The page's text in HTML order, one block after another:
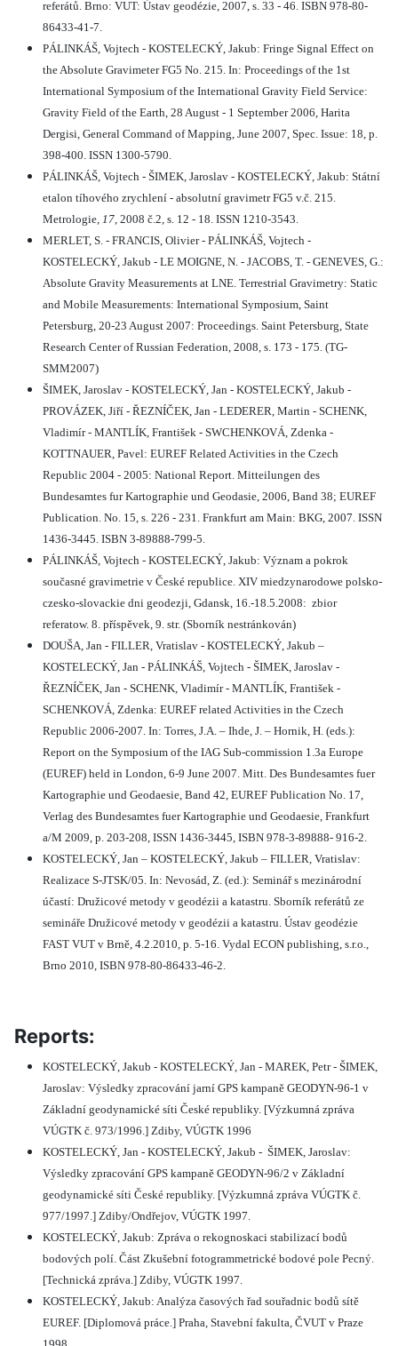
referátů. Brno: VUT: Ústav geodézie, 2007, s. 33 - 46. ISBN 978-80-
86433-41-7.
PÁLINKÁŠ, Vojtech - KOSTELECKÝ, Jakub: Fringe Signal Effect on
the Absolute Gravimeter FG5 No. 215. In: Proceedings of the 1st
International Symposium of the International Gravity Field Service:
Gravity Field of the Earth, 28 August - 1 September 2006, Harita
Dergisi, General Command of Mapping, June 2007, Spec. Issue: 18, p.
398-400. ISSN 1300-5790.
PÁLINKÁŠ, Vojtech - ŠIMEK, Jaroslav - KOSTELECKÝ, Jakub: Státní
etalon tíhového zrychlení - absolutní gravimetr FG5 v.č. 215.
Metrologie, 17, 2008 č.2, s. 12 - 18. ISSN 1210-3543.
MERLET, S. - FRANCIS, Olivier - PÁLINKÁŠ, Vojtech -
KOSTELECKÝ, Jakub - LE MOIGNE, N. - JACOBS, T. - GENEVES, G.:
Absolute Gravity Measurements at LNE. Terrestrial Gravimetry: Static
and Mobile Measurements: International Symposium, Saint
Petersburg, 20-23 August 2007: Proceedings. Saint Petersburg, State
Research Center of Russian Federation, 2008, s. 173 - 175. (TG-
SMM2007)
ŠIMEK, Jaroslav - KOSTELECKÝ, Jan - KOSTELECKÝ, Jakub -
PROVÁZEK, Jiří - ŘEZNÍČEK, Jan - LEDERER, Martin - SCHENK,
Vladimír - MANTLÍK, František - SWCHENKOVÁ, Zdenka -
KOTTNAUER, Pavel: EUREF Related Activities in the Czech
Republic 2004 - 2005: National Report. Mitteilungen des
Bundesamtes fur Kartographie und Geodasie, 2006, Band 38; EUREF
Publication. No. 15, s. 226 - 231. Frankfurt am Main: BKG, 2007. ISSN
1436-3445. ISBN 3-89888-799-5.
PÁLINKÁŠ, Vojtech - KOSTELECKÝ, Jakub: Význam a pokrok
současné gravimetrie v České republice. XIV miedzynarodowe polsko-
czesko-slovackie dni geodezji, Gdansk, 16.-18.5.2008: zbior
referatow. 8. příspěvek, 9. str. (Sborník nestránkován)
DOUŠA, Jan - FILLER, Vratislav - KOSTELECKÝ, Jakub –
KOSTELECKÝ, Jan - PÁLINKÁŠ, Vojtech - ŠIMEK, Jaroslav -
ŘEZNÍČEK, Jan - SCHENK, Vladimír - MANTLÍK, František -
SCHENKOVÁ, Zdenka: EUREF related Activities in the Czech
Republic 2006-2007. In: Torres, J.A. – Ihde, J. – Hornik, H. (eds.):
Report on the Symposium of the IAG Sub-commission 1.3a Europe
(EUREF) held in London, 6-9 June 2007. Mitt. Des Bundesamtes fuer
Kartographie und Geodaesie, Band 42, EUREF Publication No. 17,
Verlag des Bundesamtes fuer Kartographie und Geodaesie, Frankfurt
a/M 2009, p. 203-208, ISSN 1436-3445, ISBN 978-3-89888- 916-2.
KOSTELECKÝ, Jan – KOSTELECKÝ, Jakub – FILLER, Vratislav:
Realizace S-JTSK/05. In: Nevosád, Z. (ed.): Seminář s mezinárodní
účastí: Družicové metody v geodézii a katastru. Sborník referátů ze
semináře Družicové metody v geodézii a katastru. Ústav geodézie
FAST VUT v Brně, 4.2.2010, p. 5-16. Vydal ECON publishing, s.r.o.,
Brno 2010, ISBN 978-80-86433-46-2.
Reports:
KOSTELECKÝ, Jakub - KOSTELECKÝ, Jan - MAREK, Petr - ŠIMEK,
Jaroslav: Výsledky zpracování jarní GPS kampaně GEODYN-96-1 v
Základní geodynamické síti České republiky. [Výzkumná zpráva
VÚGTK č. 973/1996.] Zdiby, VÚGTK 1996
KOSTELECKÝ, Jan - KOSTELECKÝ, Jakub - ŠIMEK, Jaroslav:
Výsledky zpracování GPS kampaně GEODYN-96/2 v Základní
geodynamické síti České republiky. [Výzkumná zpráva VÚGTK č.
977/1997.] Zdiby/Ondřejov, VÚGTK 1997.
KOSTELECKÝ, Jakub: Zpráva o rekognoskaci stabilizací bodů
bodových polí. Část Zkušební fotogrammetrické bodové pole Pecný.
[Technická zpráva.] Zdiby, VÚGTK 1997.
KOSTELECKÝ, Jakub: Analýza časových řad souřadnic bodů sítě
EUREF. [Diplomová práce.] Praha, Stavební fakulta, ČVUT v Praze